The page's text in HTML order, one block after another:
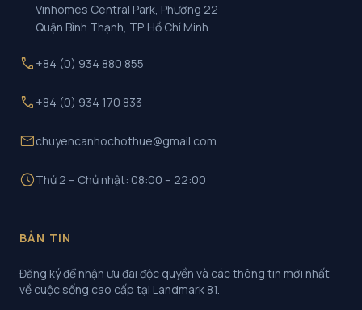
Vinhomes Central Park, Phường 22
Quận Bình Thạnh, TP. Hồ Chí Minh
call +84 (0) 934 880 855
call +84 (0) 934 170 833
mailchuyencanhochothue@gmail.com
scheduleThứ 2 – Chủ nhật: 08:00 – 22:00
BẢN TIN
Đăng ký để nhận ưu đãi độc quyền và các thông tin mới nhất
về cuộc sống cao cấp tại Landmark 81.